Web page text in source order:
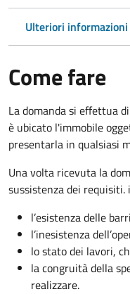
Ulteriori informazioni
Come fare
La domanda si effettua
è ubicato l'immobile
presentarla in qualsiasi
Una volta ricevuta la
sussistenza dei requisiti.
l’esistenza delle
l’inesistenza
lo stato dei lavori,
la congruità della
realizzare.